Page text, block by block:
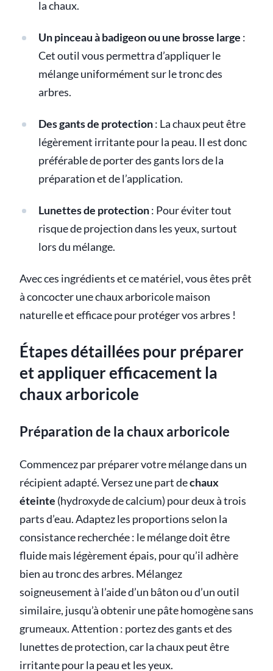
la chaux.
Un pinceau à badigeon ou une brosse large :
Cet outil vous permettra d’appliquer le
mélange uniformément sur le tronc des
arbres.
Des gants de protection: La chaux peut être
légèrement irritante pour la peau. Il est donc
préférable de porter des gants lors de la
préparation et de l’application.
Lunettes de protection: Pour éviter tout
risque de projection dans les yeux, surtout
lors du mélange.
Avec ces ingrédients et ce matériel, vous êtes prêt
à concocter une chaux arboricole maison
naturelle et efficace pour protéger vos arbres !
Étapes détaillées pour préparer
et appliquer efficacement la
chaux arboricole
Préparation de la chaux arboricole
Commencez par préparer votre mélange dans un
récipient adapté. Versez une part dechaux
éteinte (hydroxyde de calcium) pour deux à trois
parts d’eau. Adaptez les proportions selon la
consistance recherchée : le mélange doit être
fluide mais légèrement épais, pour qu’il adhère
bien au tronc des arbres. Mélangez
soigneusement à l’aide d’un bâton ou d’un outil
similaire, jusqu’à obtenir une pâte homogène sans
grumeaux. Attention : portez des gants et des
lunettes de protection, car la chaux peut être
irritante pour la peau et les yeux.